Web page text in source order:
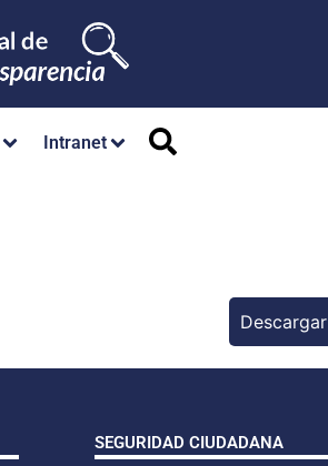
Intranet
Descargar
SEGURIDAD CIUDADANA